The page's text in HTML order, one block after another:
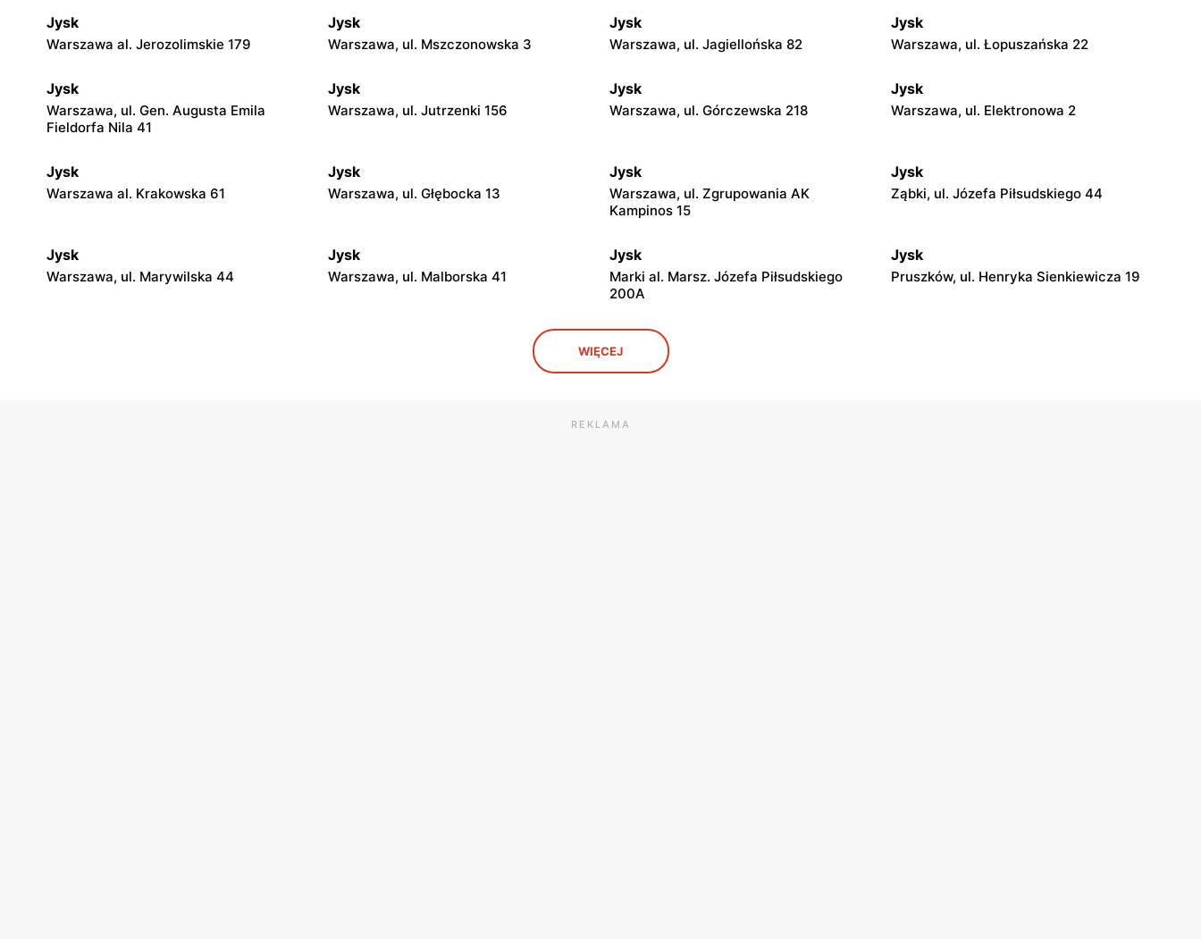
Jysk
Warszawa al. Jerozolimskie 179
Jysk
Warszawa, ul. Mszczonowska 3
Jysk
Warszawa, ul. Jagiellońska 82
Jysk
Warszawa, ul. Łopuszańska 22
Jysk
Warszawa, ul. Gen. Augusta Emila
Fieldorfa Nila 41
Jysk
Warszawa, ul. Jutrzenki 156
Jysk
Warszawa, ul. Górczewska 218
Jysk
Warszawa, ul. Elektronowa 2
Jysk
Warszawa al. Krakowska 61
Jysk
Warszawa, ul. Głębocka 13
Jysk
Warszawa, ul. Zgrupowania AK
Kampinos 15
Jysk
Ząbki, ul. Józefa Piłsudskiego 44
Jysk
Warszawa, ul. Marywilska 44
Jysk
Warszawa, ul. Malborska 41
Jysk
Marki al. Marsz. Józefa Piłsudskiego
200A
Jysk
Pruszków, ul. Henryka Sienkiewicza 19
Podkowa Leśna, ul. Gołębia 26
Nowy Dwór Mazowiecki, ul. Warszawska
Grodzisk Mazowiecki, ul. Żyrardowska
WIĘCEJ
REKLAMA